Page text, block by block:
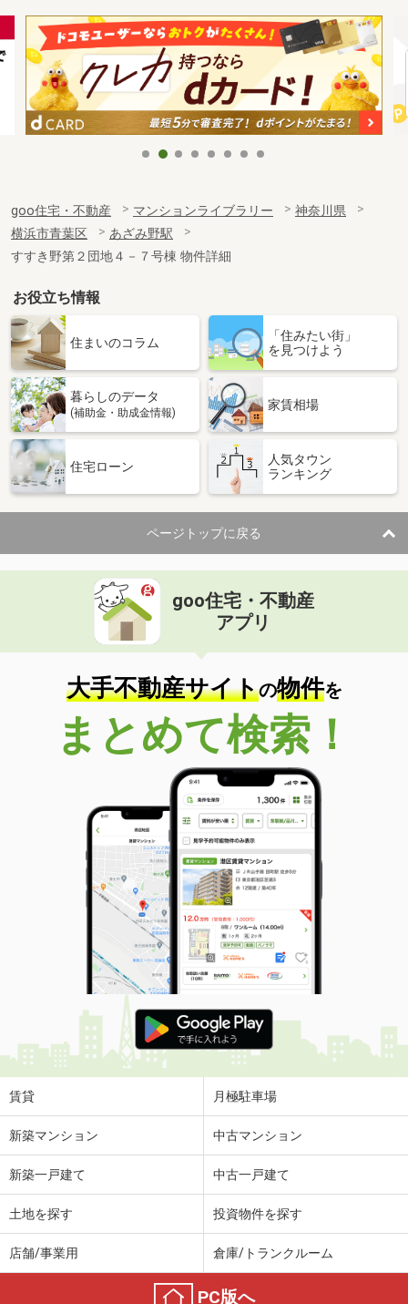
goo住宅・不動産 マンションライブラリー
神奈川県
横浜市青葉区
あざみ野駅
すすき野第２団地４－７号棟 物件詳細
お役立ち情報
住まいのコラム
「住みたい街」
を見つけよう
暮らしのデータ
(補助金・助成金情報)
家賃相場
住宅ローン
人気タウン
ランキング
ページトップに戻る
goo住宅・不動産
アプリ
大手不動産サイトの物件を
まとめて検索！
賃貸 月極駐車場
新築マンション 中古マンション
新築一戸建て 中古一戸建て
土地を探す 投資物件を探す
店舗/事業用 倉庫/トランクルーム
PC版へ